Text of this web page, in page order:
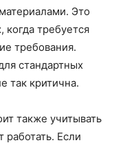
Это
когда требуется
требования.
стандартных
так критична.
также учитывать
работать. Если